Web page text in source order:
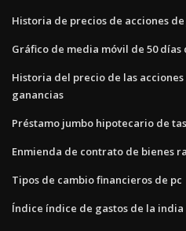
Historia de precios de acciones
Gráfico de media móvil de 50 días
Historia del precio de las
ganancias
Préstamo jumbo hipotecario de
Enmienda de contrato de bienes
Tipos de cambio financieros de pc
Índice índice de gastos de la india